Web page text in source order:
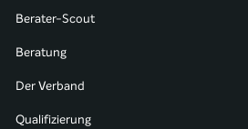
Berater-Scout
Beratung
Der Verband
Qualifizierung